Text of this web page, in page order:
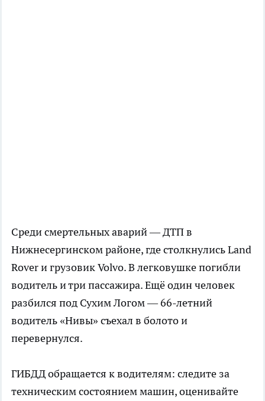
Среди смертельных аварий — ДТП в
Нижнесергинском районе, где столкнулись Land
Rover и грузовик Volvo. В легковушке погибли
водитель и три пассажира. Ещё один человек
разбился под Сухим Логом — 66-летний
водитель «Нивы» съехал в болото и
перевернулся.
ГИБДД обращается к водителям: следите за
техническим состоянием машин, оценивайте